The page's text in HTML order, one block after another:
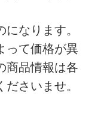
なります。
って価格が異
商品情報は各
さいませ。